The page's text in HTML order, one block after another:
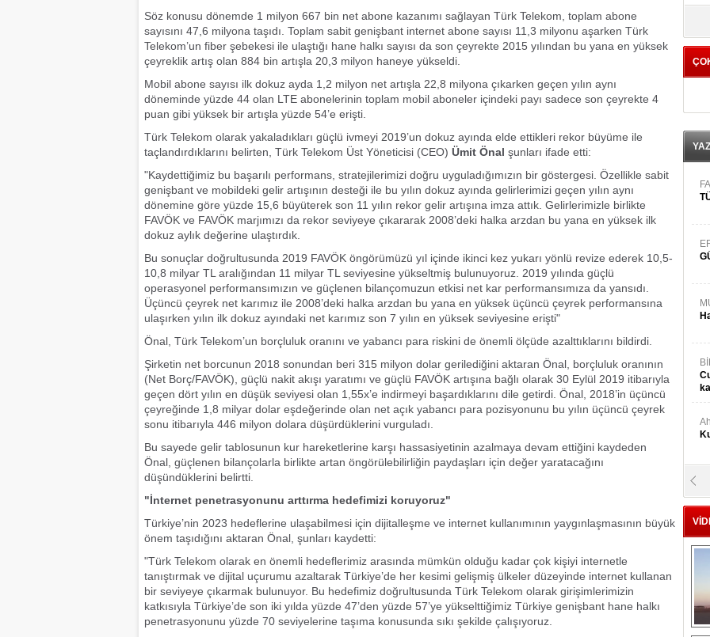
Söz konusu dönemde 1 milyon 667 bin net abone kazanımı sağlayan Türk Telekom, toplam abone
sayısını 47,6 milyona taşıdı. Toplam sabit genişbant internet abone sayısı 11,3 milyonu aşarken Türk
Telekom’un fiber şebekesi ile ulaştığı hane halkı sayısı da son çeyrekte 2015 yılından bu yana en yüksek
çeyreklik artış olan 884 bin artışla 20,3 milyon haneye yükseldi.
Mobil abone sayısı ilk dokuz ayda 1,2 milyon net artışla 22,8 milyona çıkarken geçen yılın aynı
döneminde yüzde 44 olan LTE abonelerinin toplam mobil aboneler içindeki payı sadece son çeyrekte 4
puan gibi yüksek bir artışla yüzde 54’e erişti.
Türk Telekom olarak yakaladıkları güçlü ivmeyi 2019’un dokuz ayında elde ettikleri rekor büyüme ile
taçlandırdıklarını belirten, Türk Telekom Üst Yöneticisi (CEO) Ümit Önal şunları ifade etti:
"Kaydettiğimiz bu başarılı performans, stratejilerimizi doğru uyguladığımızın bir göstergesi. Özellikle sabit
genişbant ve mobildeki gelir artışının desteği ile bu yılın dokuz ayında gelirlerimizi geçen yılın aynı
dönemine göre yüzde 15,6 büyüterek son 11 yılın rekor gelir artışına imza attık. Gelirlerimizle birlikte
FAVÖK ve FAVÖK marjımızı da rekor seviyeye çıkararak 2008’deki halka arzdan bu yana en yüksek ilk
dokuz aylık değerine ulaştırdık.
Bu sonuçlar doğrultusunda 2019 FAVÖK öngörümüzü yıl içinde ikinci kez yukarı yönlü revize ederek 10,5-
10,8 milyar TL aralığından 11 milyar TL seviyesine yükseltmiş bulunuyoruz. 2019 yılında güçlü
operasyonel performansımızın ve güçlenen bilançomuzun etkisi net kar performansımıza da yansıdı.
Üçüncü çeyrek net karımız ile 2008’deki halka arzdan bu yana en yüksek üçüncü çeyrek performansına
ulaşırken yılın ilk dokuz ayındaki net karımız son 7 yılın en yüksek seviyesine erişti"
Önal, Türk Telekom’un borçluluk oranını ve yabancı para riskini de önemli ölçüde azalttıklarını bildirdi.
Şirketin net borcunun 2018 sonundan beri 315 milyon dolar gerilediğini aktaran Önal, borçluluk oranının
(Net Borç/FAVÖK), güçlü nakit akışı yaratımı ve güçlü FAVÖK artışına bağlı olarak 30 Eylül 2019 itibarıyla
geçen dört yılın en düşük seviyesi olan 1,55x’e indirmeyi başardıklarını dile getirdi. Önal, 2018’in üçüncü
çeyreğinde 1,8 milyar dolar eşdeğerinde olan net açık yabancı para pozisyonunu bu yılın üçüncü çeyrek
sonu itibarıyla 446 milyon dolara düşürdüklerini vurguladı.
Bu sayede gelir tablosunun kur hareketlerine karşı hassasiyetinin azalmaya devam ettiğini kaydeden
Önal, güçlenen bilançolarla birlikte artan öngörülebilirliğin paydaşları için değer yaratacağını
düşündüklerini belirtti.
"İnternet penetrasyonunu arttırma hedefimizi koruyoruz"
Türkiye’nin 2023 hedeflerine ulaşabilmesi için dijitalleşme ve internet kullanımının yaygınlaşmasının büyük
önem taşıdığını aktaran Önal, şunları kaydetti:
"Türk Telekom olarak en önemli hedeflerimiz arasında mümkün olduğu kadar çok kişiyi internetle
tanıştırmak ve dijital uçurumu azaltarak Türkiye’de her kesimi gelişmiş ülkeler düzeyinde internet kullanan
bir seviyeye çıkarmak bulunuyor. Bu hedefimiz doğrultusunda Türk Telekom olarak girişimlerimizin
katkısıyla Türkiye’de son iki yılda yüzde 47’den yüzde 57’ye yükselttiğimiz Türkiye genişbant hane halkı
penetrasyonunu yüzde 70 seviyelerine taşıma konusunda sıkı şekilde çalışıyoruz.